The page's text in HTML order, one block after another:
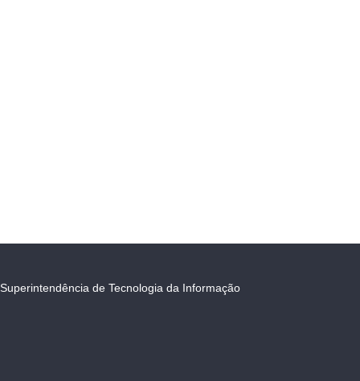
Superintendência de Tecnologia da Informação